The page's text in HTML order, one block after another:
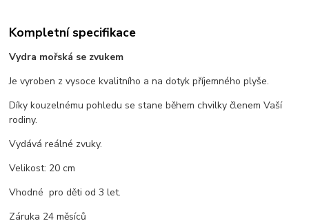
Kompletní specifikace
Vydra mořská se zvukem
Je vyroben z vysoce kvalitního a na dotyk příjemného plyše.
Díky kouzelnému pohledu se stane během chvilky členem Vaší
rodiny.
Vydává reálné zvuky.
Velikost: 20 cm
Vhodné pro děti od 3 let.
Záruka 24 měsíců